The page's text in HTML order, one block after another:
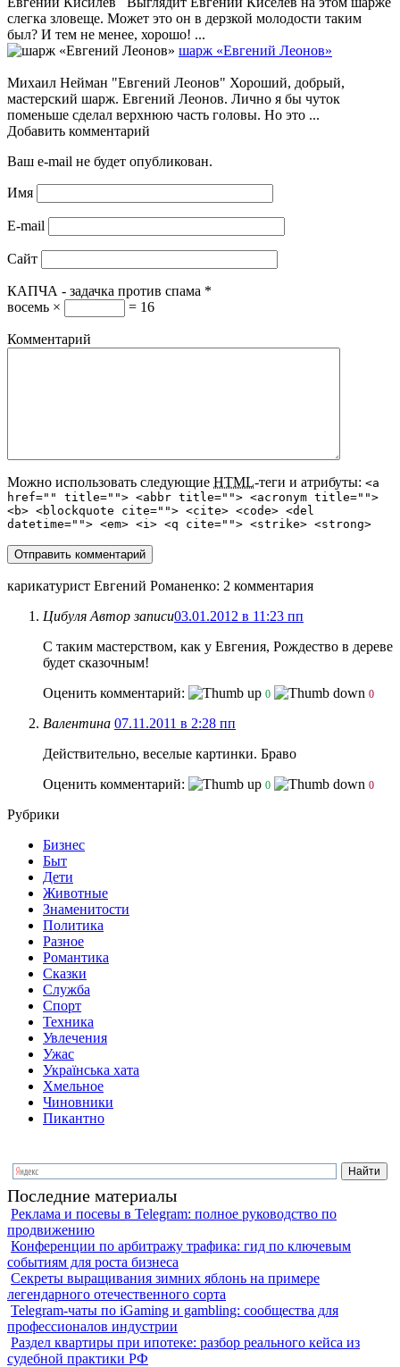
слегка зловеще. Может это он в дерзкой молодости таким
был? И тем не менее, хорошо! ...
шарж «Евгений Леонов»
Михаил Нейман "Евгений Леонов" Хороший, добрый,
мастерский шарж. Евгений Леонов. Лично я бы чуток
поменьше сделал верхнюю часть головы. Но это ...
Добавить комментарий
Ваш e-mail не будет опубликован.
Имя
E-mail
Сайт
КАПЧА - задачка против спама *
восемь ×
= 16
Комментарий
Можно использовать следующие HTML-теги и атрибуты: <a
href="" title=""> <abbr title=""> <acronym title="">
<b> <blockquote cite=""> <cite> <code> <del
datetime=""> <em> <i> <q cite=""> <strike> <strong>
карикатурист Евгений Романенко: 2 комментария
Цибуля Автор записи03.01.2012 в 11:23 пп
С таким мастерством, как у Евгения, Рождество в дереве
будет сказочным!
Оценить комментарий:
0 0
Валентина 07.11.2011 в 2:28 пп
Действительно, веселые картинки. Браво
Оценить комментарий:
0 0
Рубрики
Бизнес
Быт
Дети
Животные
Знаменитости
Политика
Разное
Романтика
Сказки
Служба
Спорт
Техника
Увлечения
Ужас
Українська хата
Хмельное
Чиновники
Пикантно
Последние материалы
Реклама и посевы в Telegram: полное руководство по
продвижению
Конференции по арбитражу трафика: гид по ключевым
событиям для роста бизнеса
Секреты выращивания зимних яблонь на примере
легендарного отечественного сорта
Telegram-чаты по iGaming и gambling: сообщества для
профессионалов индустрии
Раздел квартиры при ипотеке: разбор реального кейса из
судебной практики РФ